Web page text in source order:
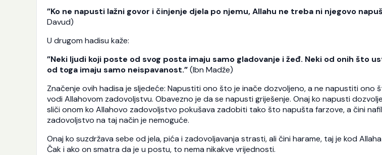
”Ko ne napusti lažni govor i činjenje djela po njemu, Allahu ne treba ni njegovo
Davud)
U drugom hadisu kaže:
”Neki ljudi koji poste od svog posta imaju samo gladovanje i žeđ. Neki od onih što
od toga imaju samo neispavanost.”(Ibn Madže)
Značenje ovih hadisa je sljedeće: Napustiti ono što je inače dozvoljeno, a ne napustiti ono
vodi Allahovom zadovoljstvu. Obavezno je da se napusti griješenje. Onaj ko napusti
sliči onom ko Allahovo zadovoljstvo pokušava zadobiti tako što napušta farzove, a čini
zadovoljstvo na taj način je nemoguće.
Onaj ko suzdržava sebe od jela, pića i zadovoljavanja strasti, ali čini harame, taj je kod
Čak i ako on smatra da je u postu, to nema nikakve vrijednosti.